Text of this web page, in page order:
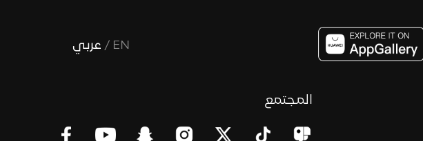
EN
/ عربي
المجتمع